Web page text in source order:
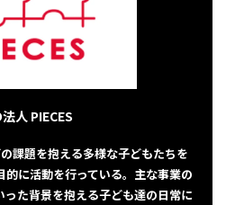
人 PIECES
課題を抱える多様な子どもたちを
に活動を行っている。主な事業の
った背景を抱える子ども達の日常に